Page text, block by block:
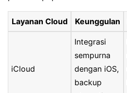
Layanan Cloud Keunggulan
iCloud
Integrasi
sempurna
dengan iOS,
backup